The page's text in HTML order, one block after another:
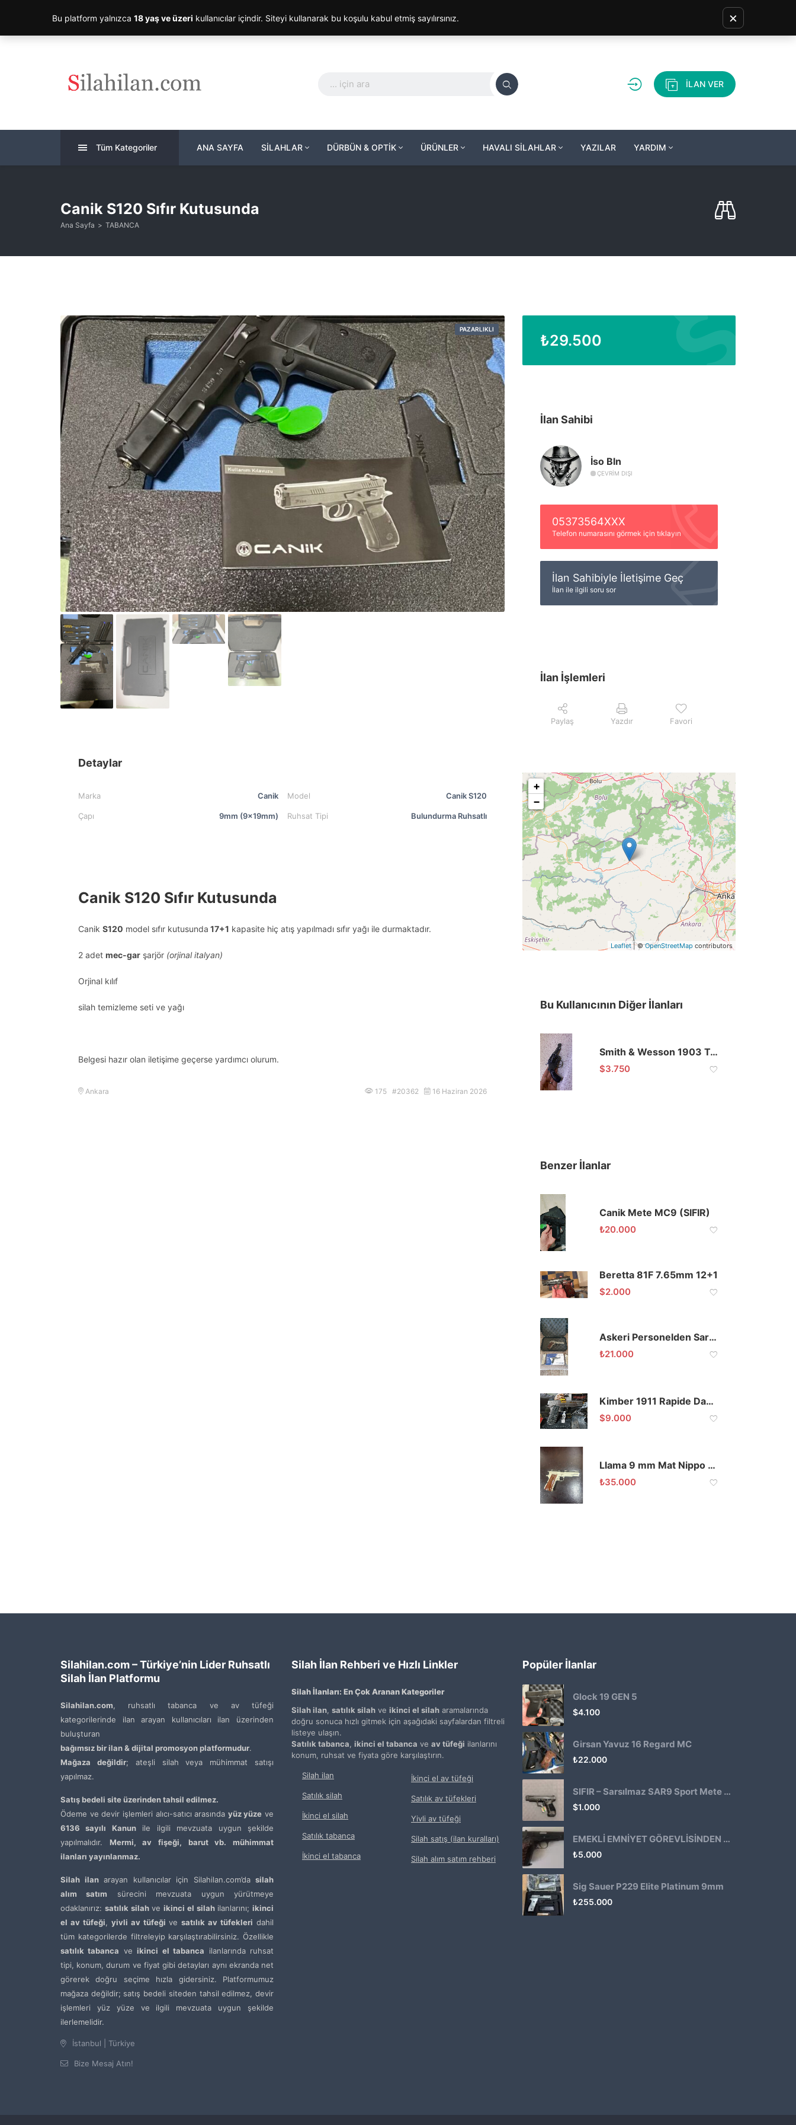
İLAN VER
Tüm Kategoriler ANA SAYFA SİLAHLAR DÜRBÜN & OPTİK ÜRÜNLER HAVALI SİLAHLAR YAZILAR YARDIM
Canik S120 Sıfır Kutusunda
Ana Sayfa TABANCA
PAZARLIKLI
Detaylar
Marka Canik Model Canik S120
Çapı 9mm (9x19mm) Ruhsat Tipi Bulundurma Ruhsatlı
Canik S120 Sıfır Kutusunda
Canik S120 model sıfır kutusunda 17+1 kapasite hiç atış yapılmadı sıfır yağı ile durmaktadır.
2 adet mec-gar şarjör (orjinal italyan)
Orjinal kılıf
silah temizleme seti ve yağı
Belgesi hazır olan iletişime geçerse yardımcı olurum.
Ankara 175 #20362 16 Haziran 2026
₺29.500
İlan Sahibi
İso Bln
ÇEVRIM DIŞI
05373564XXX
Telefon numarasını görmek için tıklayın
İlan Sahibiyle İletişime Geç
İlan ile ilgili soru sor
İlan İşlemleri
Paylaş Yazdır Favori
+
−
Leaflet| ©OpenStreetMap contributors
Bu Kullanıcının Diğer İlanları
Smith & Wesson 1903 Toplu 32 Long
$3.750
Benzer İlanlar
Canik Mete MC9 (SIFIR)
₺20.000
Beretta 81F 7.65mm 12+1
$2.000
Askeri Personelden Sarsılmaz Kılınç 2000 Mega
₺21.000
Kimber 1911 Rapide Dawn .45 ACP Koleksiyonluk
$9.000
Llama 9 mm Mat Nippo Kaplama
₺35.000
Silahilan.com – Türkiye’nin Lider Ruhsatlı
Silah İlan Platformu
Silahilan.com, ruhsatlı tabanca ve av tüfeği
kategorilerinde ilan arayan kullanıcıları ilan üzerinden
buluşturan
bağımsız bir ilan & dijital promosyon platformudur.
Mağaza değildir; ateşli silah veya mühimmat satışı
yapılmaz.
Satış bedeli site üzerinden tahsil edilmez.
Ödeme ve devir işlemleri alıcı-satıcı arasında yüz yüze ve
6136 sayılı Kanunile ilgili mevzuata uygun şekilde
yapılmalıdır. Mermi, av fişeği, barut vb. mühimmat
ilanları yayınlanmaz.
Silah ilanarayan kullanıcılar için Silahilan.com’da silah
alım satım sürecini mevzuata uygun yürütmeye
odaklanırız: satılık silahve ikinci el silahilanlarını; ikinci
el av tüfeği, yivli av tüfeği vesatılık av tüfekleri dahil
tüm kategorilerde filtreleyip karşılaştırabilirsiniz. Özellikle
satılık tabanca veikinci el tabanca ilanlarında ruhsat
tipi, konum, durum ve fiyat gibi detayları aynı ekranda net
görerek doğru seçime hızla gidersiniz. Platformumuz
mağaza değildir; satış bedeli siteden tahsil edilmez, devir
işlemleri yüz yüze ve ilgili mevzuata uygun şekilde
ilerlemelidir.
İstanbul | Türkiye
Bize Mesaj Atın!
Silah İlan Rehberi ve Hızlı Linkler
Silah İlanları: En Çok Aranan Kategoriler
Silah ilan satılık silah ve ikinci el silah aramalarında
doğru sonuca hızlı gitmek için aşağıdaki sayfalardan filtreli
listeye ulaşın.
Satılık tabanca ikinci el tabanca ve av tüfeği ilanlarını
konum, ruhsat ve fiyata göre karşılaştırın.
Silah ilan
Satılık silah
İkinci el silah
Satılık tabanca
İkinci el tabanca
İkinci el av tüfeği
Satılık av tüfekleri
Yivli av tüfeği
Silah satış (ilan kuralları)
Silah alım satım rehberi
Popüler İlanlar
Glock 19 GEN 5
$4.100
Girsan Yavuz 16 Regard MC
₺22.000
SIFIR – Sarsılmaz SAR9 Sport Mete Haki
$1.000
EMEKLİ EMNİYET GÖREVLİSİNDEN ATMACA 53 KLASİK14
₺5.000
Sig Sauer P229 Elite Platinum 9mm
₺255.000
Bu platform yalnızca 18 yaş ve üzeri kullanıcılar içindir. Siteyi kullanarak bu koşulu kabul etmiş sayılırsınız. ×